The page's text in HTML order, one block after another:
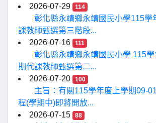
2026-07-29
114
彰化縣永靖鄉永靖國民小學115學
課教師甄選第三階段...
2026-07-16
111
彰化縣永靖鄉永靖國民小學 115
期代課教師甄選第二...
2026-07-20
100
主旨：有關115學年度上學期09-
程(學期中)即將開放...
2026-07-15
88